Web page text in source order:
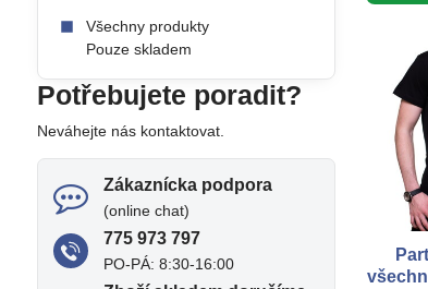
Všechny produkty
Pouze skladem
Potřebujete poradit?
Neváhejte nás kontaktovat.
Zákaznícka podpora
(online chat)
775 973 797
PO-PÁ: 8:30-16:00